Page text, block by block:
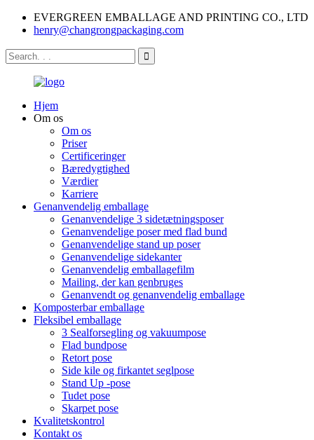
EVERGREEN EMBALLAGE AND PRINTING CO., LTD
henry@changrongpackaging.com
Hjem
Om os
Om os
Priser
Certificeringer
Bæredygtighed
Værdier
Karriere
Genanvendelig emballage
Genanvendelige 3 sidetætningsposer
Genanvendelige poser med flad bund
Genanvendelige stand up poser
Genanvendelige sidekanter
Genanvendelig emballagefilm
Mailing, der kan genbruges
Genanvendt og genanvendelig emballage
Komposterbar emballage
Fleksibel emballage
3 Sealforsegling og vakuumpose
Flad bundpose
Retort pose
Side kile og firkantet seglpose
Stand Up -pose
Tudet pose
Skarpet pose
Kvalitetskontrol
Kontakt os